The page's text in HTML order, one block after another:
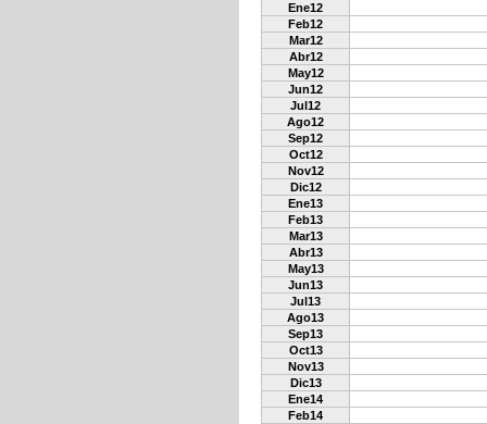
Ene12
Feb12
Mar12
Abr12
May12
Jun12
Jul12
Ago12
Sep12
Oct12
Nov12
Dic12
Ene13
Feb13
Mar13
Abr13
May13
Jun13
Jul13
Ago13
Sep13
Oct13
Nov13
Dic13
Ene14
Feb14